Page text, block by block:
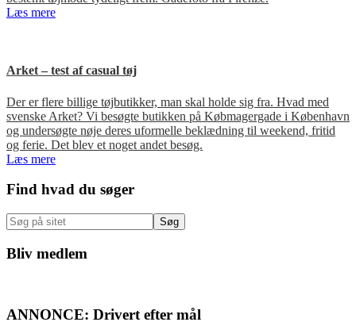
Læs mere
Arket – test af casual tøj
Der er flere billige tøjbutikker, man skal holde sig fra. Hvad med
svenske Arket? Vi besøgte butikken på Købmagergade i København
og undersøgte nøje deres uformelle beklædning til weekend, fritid
og ferie. Det blev et noget andet besøg.
Læs mere
Primær
Sidebar
Find hvad du søger
Søg
på
sitet
Bliv medlem
ANNONCE: Drivert efter mål